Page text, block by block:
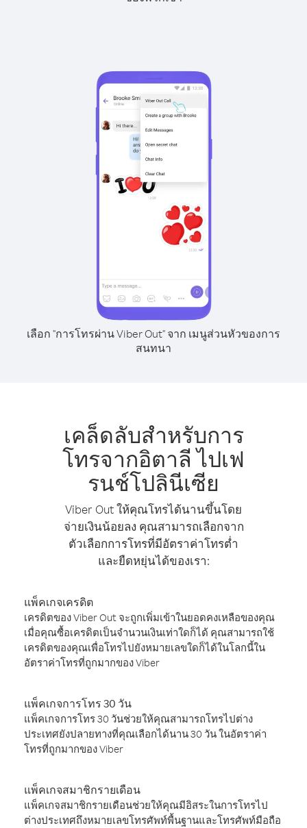
เลือก "การโทรผ่าน Viber Out" จาก เมนูส่วนหัวของการ
สนทนา
เคล็ดลับสำหรับการ
โทรจากอิตาลี ไปเฟ
รนช์โปลินีเซีย
Viber Out ให้คุณโทรได้นานขึ้นโดย
จ่ายเงินน้อยลง คุณสามารถเลือกจาก
ตัวเลือกการโทรที่มีอัตราค่าโทรต่ำ
และยืดหยุ่นได้ของเรา:
แพ็คเกจเครดิต
เครดิตของ Viber Out จะถูกเพิ่มเข้าในยอดคงเหลือของคุณ
เมื่อคุณซื้อเครดิตเป็นจำนวนเงินเท่าใดก็ได้ คุณสามารถใช้
เครดิตของคุณเพื่อโทรไปยังหมายเลขใดก็ได้ในโลกนี้ใน
อัตราค่าโทรที่ถูกมากของ Viber
แพ็คเกจการโทร 30 วัน
แพ็คเกจการโทร 30 วันช่วยให้คุณสามารถโทรไปต่าง
ประเทศยังปลายทางที่คุณเลือกได้นาน 30 วัน ในอัตราค่า
โทรที่ถูกมากของ Viber
แพ็คเกจสมาชิกรายเดือน
แพ็คเกจสมาชิกรายเดือนช่วยให้คุณมีอิสระในการโทรไป
ต่างประเทศถึงหมายเลขโทรศัพท์พื้นฐานและโทรศัพท์มือถือ